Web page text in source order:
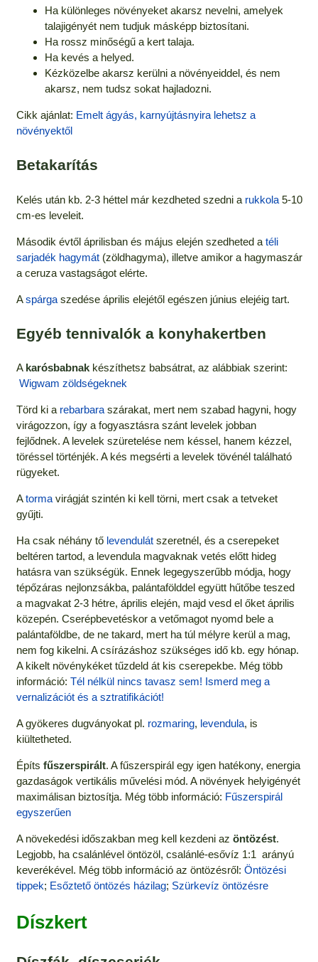
Ha különleges növényeket akarsz nevelni, amelyek
talajigényét nem tudjuk másképp biztosítani.
Ha rossz minőségű a kert talaja.
Ha kevés a helyed.
Kézközelbe akarsz kerülni a növényeiddel, és nem
akarsz, nem tudsz sokat hajladozni.
Cikk ajánlat: Emelt ágyás, karnyújtásnyira lehetsz a
növényektől
Betakarítás
Kelés után kb. 2-3 héttel már kezdheted szedni a rukkola5-10
cm-es leveleit.
Második évtől áprilisban és május elején szedheted a téli
sarjadék hagymát(zöldhagyma), illetve amikor a hagymaszár
a ceruza vastagságot elérte.
Aspárgaszedése április elejétől egészen június elejéig tart.
Egyéb tennivalók a konyhakertben
A karósbabnakkészíthetsz babsátrat, az alábbiak szerint:
Wigwam zöldségeknek
Törd ki a rebarbaraszárakat, mert nem szabad hagyni, hogy
virágozzon, így a fogyasztásra szánt levelek jobban
fejlődnek. A levelek szüretelése nem késsel, hanem kézzel,
töréssel történjék. A kés megsérti a levelek tövénél található
rügyeket.
Atormavirágját szintén ki kell törni, mert csak a tetveket
gyűjti.
Ha csak néhány tő levendulátszeretnél, és a cserepeket
beltéren tartod, a levendula magvaknak vetés előtt hideg
hatásra van szükségük. Ennek legegyszerűbb módja, hogy
tépőzáras nejlonzsákba, palántafölddel együtt hűtőbe teszed
a magvakat 2-3 hétre, április elején, majd vesd el őket április
közepén. Cserépbevetéskor a vetőmagot nyomd bele a
palántaföldbe, de ne takard, mert ha túl mélyre kerül a mag,
nem fog kikelni. A csírázáshoz szükséges idő kb. egy hónap.
A kikelt növénykéket tűzdeld át kis cserepekbe. Még több
információ: Tél nélkül nincs tavasz sem! Ismerd meg a
vernalizációt és a sztratifikációt!
A gyökeres dugványokat pl. rozmaring, levendula, is
kiültetheted.
Építs fűszerspirált. A fűszerspirál egy igen hatékony, energia
gazdaságok vertikális művelési mód. A növények helyigényét
maximálisan biztosítja. Még több információ: Fűszerspirál
egyszerűen
A növekedési időszakban meg kell kezdeni az öntözést.
Legjobb, ha csalánlével öntözöl, csalánlé-esővíz 1:1 arányú
keverékével. Még több információ az öntözésről: Öntözési
tippek; Esőztető öntözés házilag; Szürkevíz öntözésre
Díszkert